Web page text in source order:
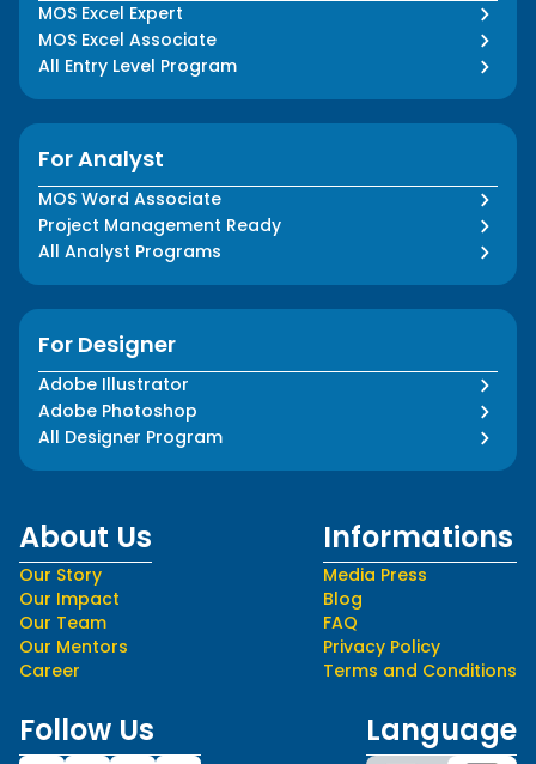
MOS Excel Expert
MOS Excel Associate
All Entry Level Program
For Analyst
MOS Word Associate
Project Management Ready
All Analyst Programs
For Designer
Adobe Illustrator
Adobe Photoshop
All Designer Program
About Us
Our Story
Our Impact
Our Team
Our Mentors
Career
Informations
Media Press
Blog
FAQ
Privacy Policy
Terms and Conditions
Follow Us Language